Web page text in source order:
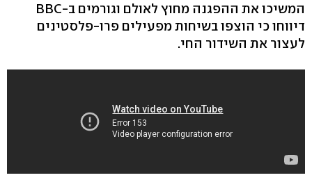
המשיכו את ההפגנה מחוץ לאולם וגורמים ב-BBC
דיווחו כי הוצפו בשיחות מפעילים פרו-פלסטינים
לעצור את השידור החי.